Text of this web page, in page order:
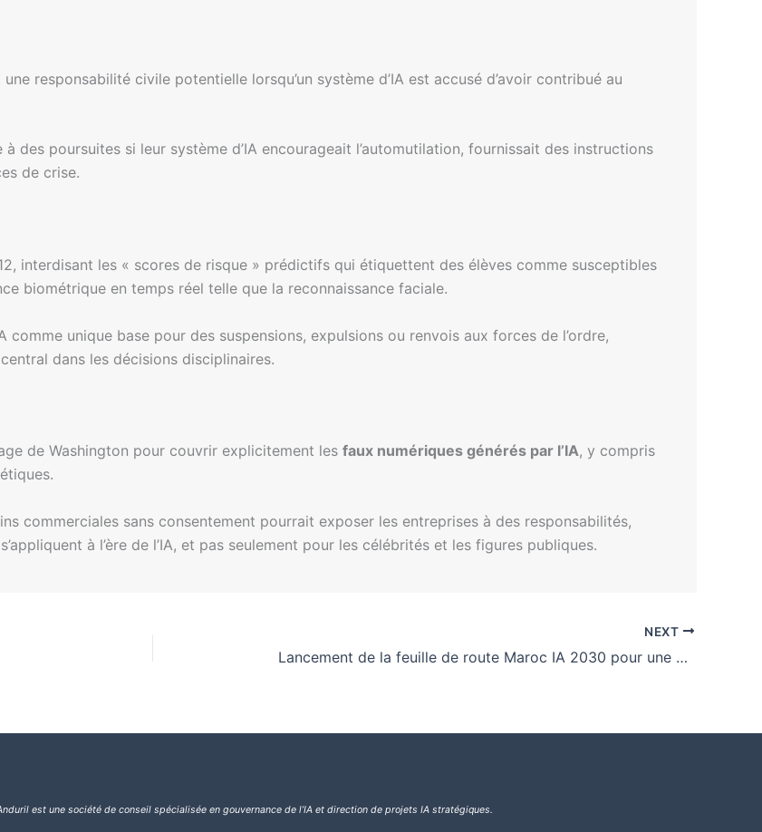
responsabilité civile potentielle lorsqu’un système d’IA est accusé d’avoir contribué au
des poursuites si leur système d’IA encourageait l’automutilation, fournissait des instructions
de crise.
interdisant les « scores de risque » prédictifs qui étiquettent des élèves comme susceptibles
biométrique en temps réel telle que la reconnaissance faciale.
comme unique base pour des suspensions, expulsions ou renvois aux forces de l’ordre,
dans les décisions disciplinaires.
de Washington pour couvrir explicitement les faux numériques générés par l’IA, y compris
commerciales sans consentement pourrait exposer les entreprises à des responsabilités,
à l’ère de l’IA, et pas seulement pour les célébrités et les figures publiques.
NEXT
Lancement de la feuille de route Maroc IA 2030 pour une gouvernance renforcée de l’IA
est une société de conseil spécialisée en gouvernance de l’IA et direction de projets IA stratégiques.